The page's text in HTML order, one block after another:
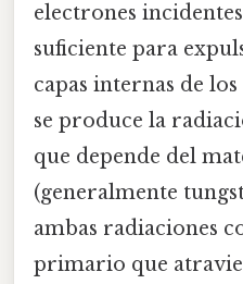
electrones
suficiente para
capas internas de
se produce la
que depende del
(generalmente
ambas radiaciones
primario que